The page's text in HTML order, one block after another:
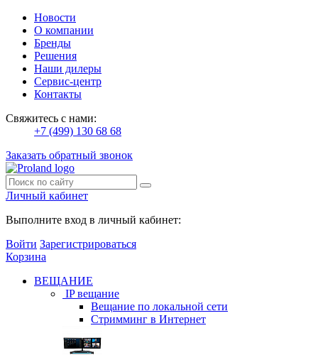
Новости
О компании
Бренды
Решения
Наши дилеры
Сервис-центр
Контакты
Свяжитесь с нами:
+7 (499) 130 68 68
Заказать обратный звонок
Личный кабинет
Выполните вход в личный кабинет:
Войти Зарегистрироваться
Корзина
ВЕЩАНИЕ
IP вещание
Вещание по локальной сети
Стримминг в Интернет